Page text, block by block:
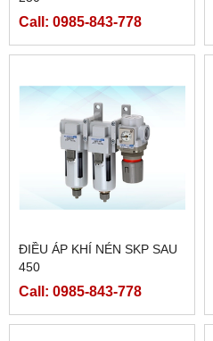
Call: 0985-843-778
ĐIỀU ÁP KHÍ NÉN SKP SAU
450
Call: 0985-843-778